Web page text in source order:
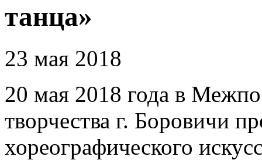
танца»
23 мая 2018
20 мая 2018 года в
творчества г. Боровичи
хореографического